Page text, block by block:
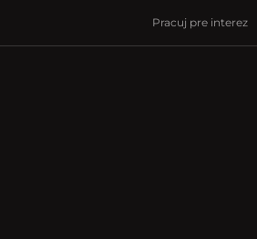
Pracuj pre interez